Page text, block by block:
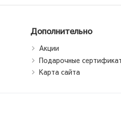
Дополнительно
Акции
Подарочные
Карта сайта